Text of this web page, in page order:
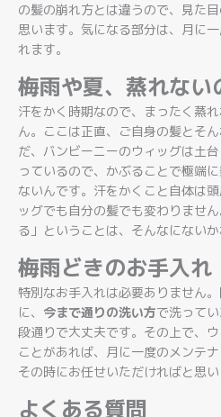
の髪の崩れ方とは違うので、見た
思います。気になる部分は、月に
れます。
梅雨や夏、蒸れない
汗をかく時期なので、まったく蒸
ん。ここは正直、ご自身の髪とそ
だ、バンビーニーのウィッグは土台
っているので、かぶることで極端
ないんです。汗をかくこと自体は
ッグでも自分の髪でも変わりませ
る」ということは、そんなにないか
梅雨どきのお手入れ
特別なお手入れは必要ありません
に、 今まで通りの洗い方で洗って
段通りで大丈夫です。その上で、
ことがあれば、月に一度のメンテ
その時にお任せいただければと思い
よくある質問